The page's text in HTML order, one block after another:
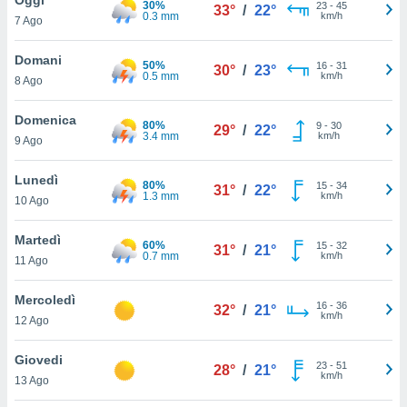
è
al sito
di
ci
di
il
un
la
nella
7 Ago
30%
0.3 mm
33° / 22° 23- 45
km/h
Domani
8 Ago
50%
0.5 mm
30° / 23° 16- 31
km/h
Domenica
9 Ago
80%
3.4 mm
29° / 22° 9- 30
km/h
Lunedì
10 Ago
80%
1.3 mm
31° / 22° 15- 34
km/h
Martedì
11 Ago
60%
0.7 mm
31° / 21° 15- 32
km/h
Mercoledì
12 Ago
32° / 21° 16- 36
km/h
Giovedi
13 Ago
28° / 21° 23- 51
km/h